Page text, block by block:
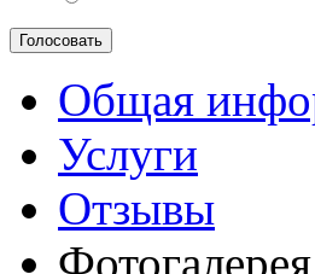
Общая
Услуги
Отзывы
Фотогалерея